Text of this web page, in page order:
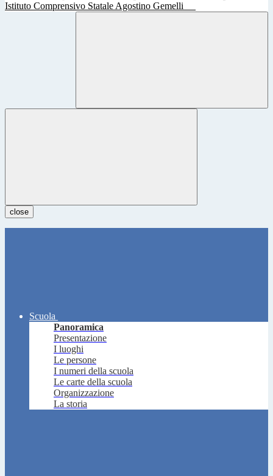
Istituto Comprensivo Statale Agostino Gemelli
close
Scuola
Panoramica
Presentazione
I luoghi
Le persone
I numeri della scuola
Le carte della scuola
Organizzazione
La storia